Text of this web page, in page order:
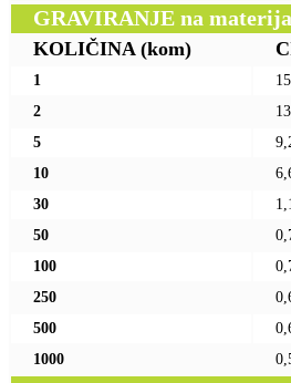
GRAVIRANJE na
KOLIČINA (kom)
1
2
5
10
30
50
100
250
500
1000